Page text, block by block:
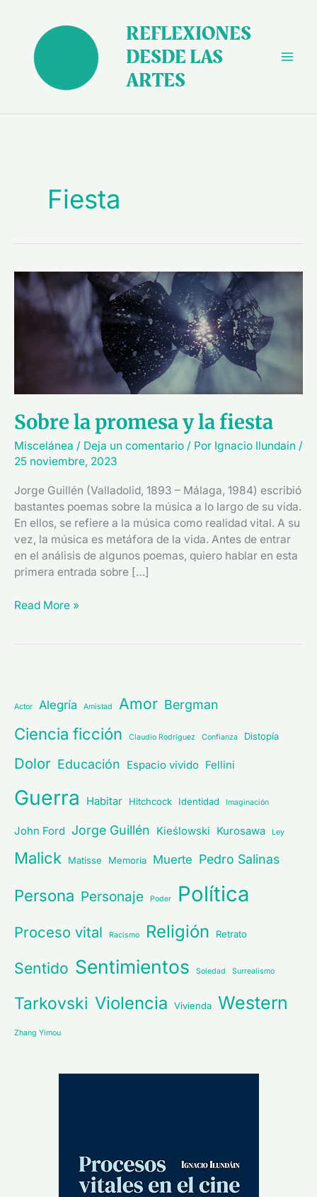
contenido
REFLEXIONES
DESDE LAS
ARTES
Fiesta
Sobre la promesa y la fiesta
Miscelánea / Deja un comentario / Por Ignacio Ilundain /
25 noviembre, 2023
Jorge Guillén (Valladolid, 1893 – Málaga, 1984) escribió
bastantes poemas sobre la música a lo largo de su vida.
En ellos, se refiere a la música como realidad vital. A su
vez, la música es metáfora de la vida. Antes de entrar
en el análisis de algunos poemas, quiero hablar en esta
primera entrada sobre […]
Sobre
la
promesa
Read More »
Actor Alegría Amistad Amor Bergman
Ciencia ficción Claudio Rodríguez Confianza Distopía
Dolor Educación Espacio vivido Fellini
Guerra Habitar Hitchcock Identidad Imaginación
John Ford Jorge Guillén Kieślowski Kurosawa Ley
Malick Matisse Memoria Muerte Pedro Salinas
Persona Personaje Poder Política
Proceso vital Racismo Religión Retrato
Sentido Sentimientos Soledad Surrealismo
Tarkovski Violencia Vivienda Western
Zhang Yimou